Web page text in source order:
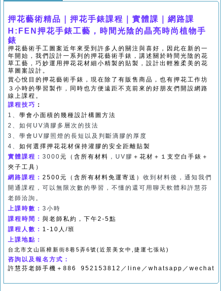
押花藝術精品 押花手錶課程｜實體課｜網路課
H:FEN 押花手錶工藝，時間光陰的晶亮時尚植物手
錶
押花藝術手工圖案近年來受到許多人的關注與喜好，因此在新的一
年開始，我們設計一系列的押花藝術手錶，講述關於時間光陰的花
草工藝，巧妙運用押花花材細小精製的貼製，設計出輕雅柔美的花
草圖案設計。
賞心悅目的押花藝術手錶，現在除了有販售商品，也有押花工作坊
３小時的學習製作，同時也方便遠距不克前來的好朋友們開設網路
線上課程。
課程技巧 ：
1 、 學會小面積的幾種設計構圖方法
2 、如何UV滴膠多層次的技法
3 、學會UV膠照燈的長短以及判斷滴膠的厚度
4 、 如何選擇押花花材保持灌膠的安全距離貼製
實體課程： 3000元（含所有材料 ，UV膠 ＋花材＋１支空白手錶＋
夾子工具 ）
網路課程： 2500元（含所有材料免運寄送） 收到材料後，通知我們
開通課程，可以無限次數的學習，不懂的還可用聊天軟體和許慧芬
老師洽詢。
上課時數： 3 小時
課程時間： 與老師私約 ，下午2-5點
課程人數： 1-10 人/班
上課地點：
台北市文山區樟新街8巷5弄6號(近景美女中 捷運七張站)
咨詢以及報名方式：
許慧芬老師手機＋886 952153812／line／whatsapp／wechat